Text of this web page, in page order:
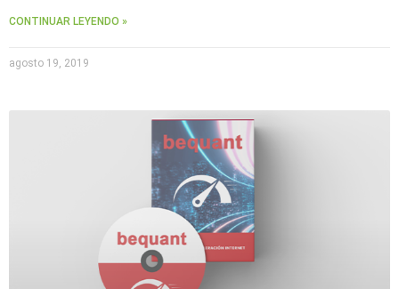
CONTINUAR LEYENDO »
agosto 19, 2019